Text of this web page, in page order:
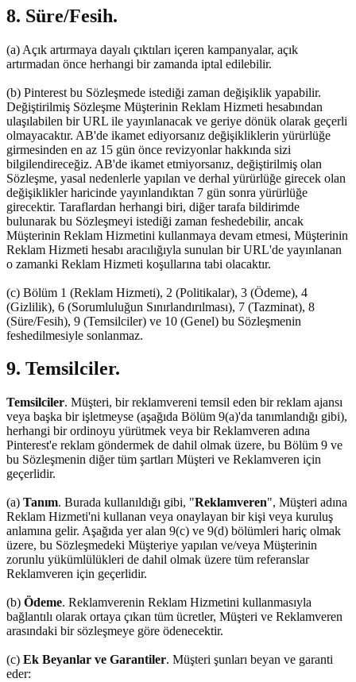
8. Süre/Fesih.
(a) Açık artırmaya dayalı çıktıları içeren kampanyalar, açık
artırmadan önce herhangi bir zamanda iptal edilebilir.
(b) Pinterest bu Sözleşmede istediği zaman değişiklik yapabilir.
Değiştirilmiş Sözleşme Müşterinin Reklam Hizmeti hesabından
ulaşılabilen bir URL ile yayınlanacak ve geriye dönük olarak geçerli
olmayacaktır. AB'de ikamet ediyorsanız değişikliklerin yürürlüğe
girmesinden en az 15 gün önce revizyonlar hakkında sizi
bilgilendireceğiz. AB'de ikamet etmiyorsanız, değiştirilmiş olan
Sözleşme, yasal nedenlerle yapılan ve derhal yürürlüğe girecek olan
değişiklikler haricinde yayınlandıktan 7 gün sonra yürürlüğe
girecektir. Taraflardan herhangi biri, diğer tarafa bildirimde
bulunarak bu Sözleşmeyi istediği zaman feshedebilir, ancak
Müşterinin Reklam Hizmetini kullanmaya devam etmesi, Müşterinin
Reklam Hizmeti hesabı aracılığıyla sunulan bir URL'de yayınlanan
o zamanki Reklam Hizmeti koşullarına tabi olacaktır.
(c) Bölüm 1 (Reklam Hizmeti), 2 (Politikalar), 3 (Ödeme), 4
(Gizlilik), 6 (Sorumluluğun Sınırlandırılması), 7 (Tazminat), 8
(Süre/Fesih), 9 (Temsilciler) ve 10 (Genel) bu Sözleşmenin
feshedilmesiyle sonlanmaz.
9. Temsilciler.
Temsilciler. Müşteri, bir reklamvereni temsil eden bir reklam ajansı
veya başka bir işletmeyse (aşağıda Bölüm 9(a)'da tanımlandığı gibi),
herhangi bir ordinoyu yürütmek veya bir Reklamveren adına
Pinterest'e reklam göndermek de dahil olmak üzere, bu Bölüm 9 ve
bu Sözleşmenin diğer tüm şartları Müşteri ve Reklamveren için
geçerlidir.
(a) Tanım. Burada kullanıldığı gibi, "Reklamveren", Müşteri adına
Reklam Hizmeti'ni kullanan veya onaylayan bir kişi veya kuruluş
anlamına gelir. Aşağıda yer alan 9(c) ve 9(d) bölümleri hariç olmak
üzere, bu Sözleşmedeki Müşteriye yapılan ve/veya Müşterinin
zorunlu yükümlülükleri de dahil olmak üzere tüm referanslar
Reklamveren için geçerlidir.
(b) Ödeme. Reklamverenin Reklam Hizmetini kullanmasıyla
bağlantılı olarak ortaya çıkan tüm ücretler, Müşteri ve Reklamveren
arasındaki bir sözleşmeye göre ödenecektir.
(c) Ek Beyanlar ve Garantiler. Müşteri şunları beyan ve garanti
eder: